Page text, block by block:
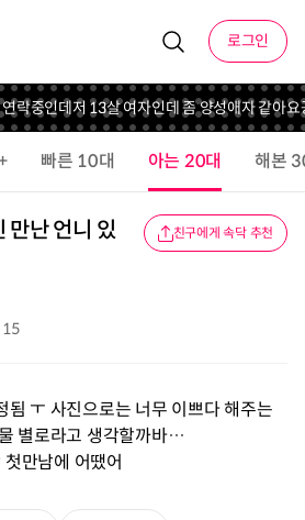
로그인
락중인데저 13살 여자인데 좀 양성애자 같아요꽁
빠른 10대 아는 20대 해본
만난 언니 있
친구에게 속닥 추천
15
됨 ㅜ 사진으로는 너무 이쁘다 해주는
별로라고 생각할까바…
만남에 어땠어